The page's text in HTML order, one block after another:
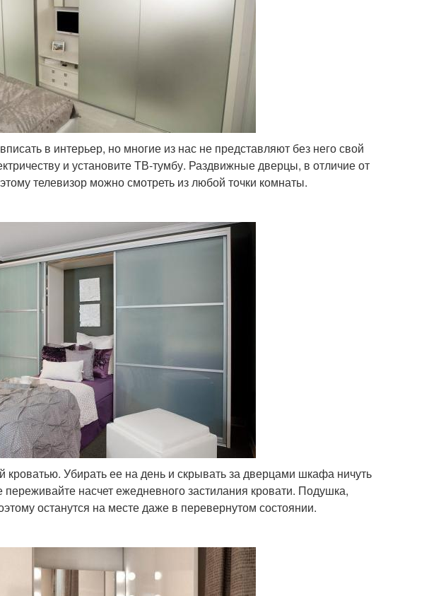
в интерьер, но многие из нас не представляют без него свой
и установите ТВ-тумбу. Раздвижные дверцы, в отличие от
телевизор можно смотреть из любой точки комнаты.
кроватью. Убирать ее на день и скрывать за дверцами шкафа ничуть
насчет ежедневного застилания кровати. Подушка,
останутся на месте даже в перевернутом состоянии.